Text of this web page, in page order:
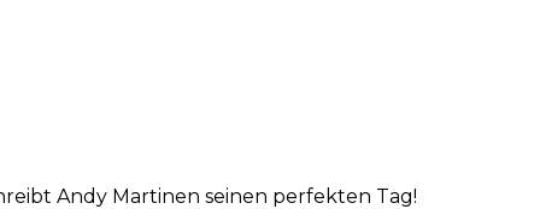
Andy Martinen seinen perfekten Tag!